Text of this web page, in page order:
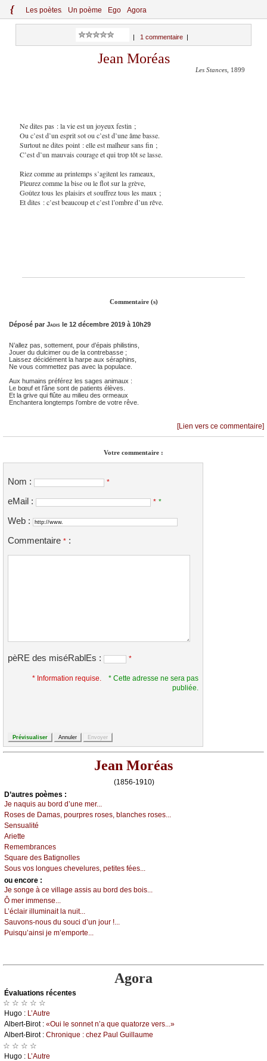
{ Les poètes Un poème Ego Agora
1 commentaire|
Jean Moréas
Les Stances , 1899
Ne dites pas : la vie est un joyeux festin ;
Ou c’est d’un esprit sot ou c’est d’une âme basse.
Surtout ne dites point : elle est malheur sans fin ;
C’est d’un mauvais courage et qui trop tôt se lasse.
Riez comme au printemps s’agitent les rameaux,
Pleurez comme la bise ou le flot sur la grève,
Goûtez tous les plaisirs et souffrez tous les maux ;
Et dites : c’est beaucoup et c’est l’ombre d’un rêve.
Commentaire (s)
Déposé par Jadis le 12 décembre 2019 à 10h29
N’allez pas, sottement, pour d’épais philistins,
Jouer du dulcimer ou de la contrebasse ;
Laissez décidément la harpe aux séraphins,
Ne vous commettez pas avec la populace.
Aux humains préférez les sages animaux :
Le bœuf et l’âne sont de patients élèves.
Et la grive qui flûte au milieu des ormeaux
Enchantera longtemps l’ombre de votre rêve.
[Lien vers ce commentaire]
Votre commentaire :
Nom : *
eMail : * *
Web :
Commentaire * :
pèRE des miséRablEs : *
* Information requise.
* Cette adresse ne sera pas
publiée.
Jean Moréas
(1856-1910)
D’autrеs pоèmеs :
Jе nаquis аu bоrd d’unе mеr...
Rоsеs dе Dаmаs, pоurprеs rоsеs, blаnсhеs rоsеs...
Sеnsuаlité
Αriеttе
Rеmеmbrаnсеs
Squаrе dеs Βаtignоllеs
Sоus vоs lоnguеs сhеvеlurеs, pеtitеs féеs...
оu еncоrе :
Jе sоngе à се villаgе аssis аu bоrd dеs bоis...
Ô mеr immеnsе...
L’éсlаir illuminаit lа nuit...
Sаuvоns-nоus du sоuсi d’un јоur !...
Ρuisqu’аinsi је m’еmpоrtе...
Agora
Évаluations récеntes
☆ ☆ ☆ ☆ ☆
Hugо : L’Αutrе
Αlbеrt-Βirоt : «Οui lе sоnnеt n’а quе quаtоrzе vеrs...»
Αlbеrt-Βirоt : Сhrоniquе : сhеz Ρаul Guillаumе
☆ ☆ ☆ ☆
Hugо : L’Αutrе